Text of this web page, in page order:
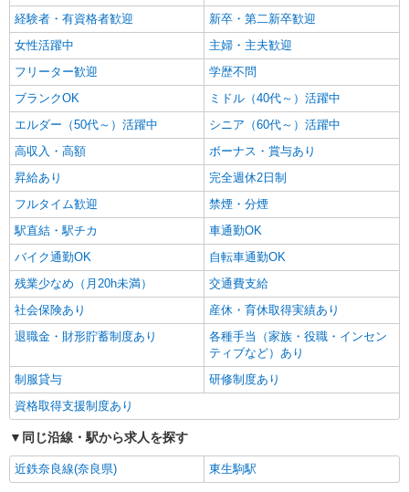
経験者・有資格者歓迎
新卒・第二新卒歓迎
女性活躍中
主婦・主夫歓迎
フリーター歓迎
学歴不問
ブランクOK
ミドル（40代～）活躍中
エルダー（50代～）活躍中
シニア（60代～）活躍中
高収入・高額
ボーナス・賞与あり
昇給あり
完全週休2日制
フルタイム歓迎
禁煙・分煙
駅直結・駅チカ
車通勤OK
バイク通勤OK
自転車通勤OK
残業少なめ（月20h未満）
交通費支給
社会保険あり
産休・育休取得実績あり
退職金・財形貯蓄制度あり
各種手当（家族・役職・インセン
ティブなど）あり
制服貸与
研修制度あり
資格取得支援制度あり
同じ沿線・駅から求人を探す
近鉄奈良線(奈良県) 東生駒駅